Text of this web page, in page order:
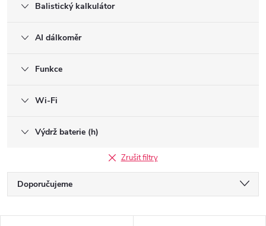
Balistický kalkulátor
AI dálkoměr
Funkce
Wi-Fi
Výdrž baterie (h)
Zrušit filtry
Ř
a
Doporučujeme